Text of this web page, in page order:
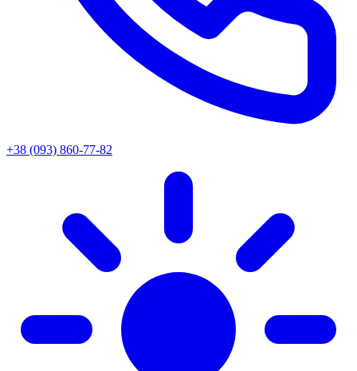
+38 (093) 860-77-82